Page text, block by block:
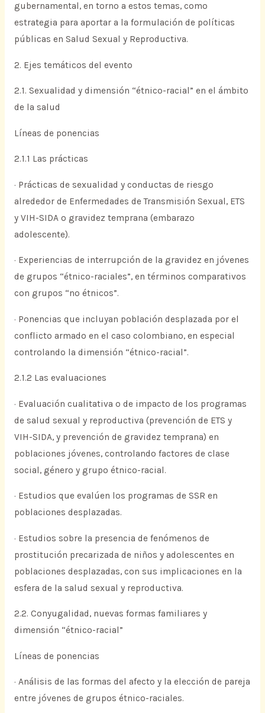
gubernamental, en torno a estos temas, como
estrategia para aportar a la formulación de políticas
públicas en Salud Sexual y Reproductiva.
2. Ejes temáticos del evento
2.1. Sexualidad y dimensión “étnico-racial” en el ámbito
de la salud
Líneas de ponencias
2.1.1 Las prácticas
· Prácticas de sexualidad y conductas de riesgo
alrededor de Enfermedades de Transmisión Sexual, ETS
y VIH-SIDA o gravidez temprana (embarazo
adolescente).
· Experiencias de interrupción de la gravidez en jóvenes
de grupos “étnico-raciales”, en términos comparativos
con grupos “no étnicos”.
· Ponencias que incluyan población desplazada por el
conflicto armado en el caso colombiano, en especial
controlando la dimensión “étnico-racial”.
2.1.2 Las evaluaciones
· Evaluación cualitativa o de impacto de los programas
de salud sexual y reproductiva (prevención de ETS y
VIH-SIDA, y prevención de gravidez temprana) en
poblaciones jóvenes, controlando factores de clase
social, género y grupo étnico-racial.
· Estudios que evalúen los programas de SSR en
poblaciones desplazadas.
· Estudios sobre la presencia de fenómenos de
prostitución precarizada de niños y adolescentes en
poblaciones desplazadas, con sus implicaciones en la
esfera de la salud sexual y reproductiva.
2.2. Conyugalidad, nuevas formas familiares y
dimensión “étnico-racial”
Líneas de ponencias
· Análisis de las formas del afecto y la elección de pareja
entre jóvenes de grupos étnico-raciales.